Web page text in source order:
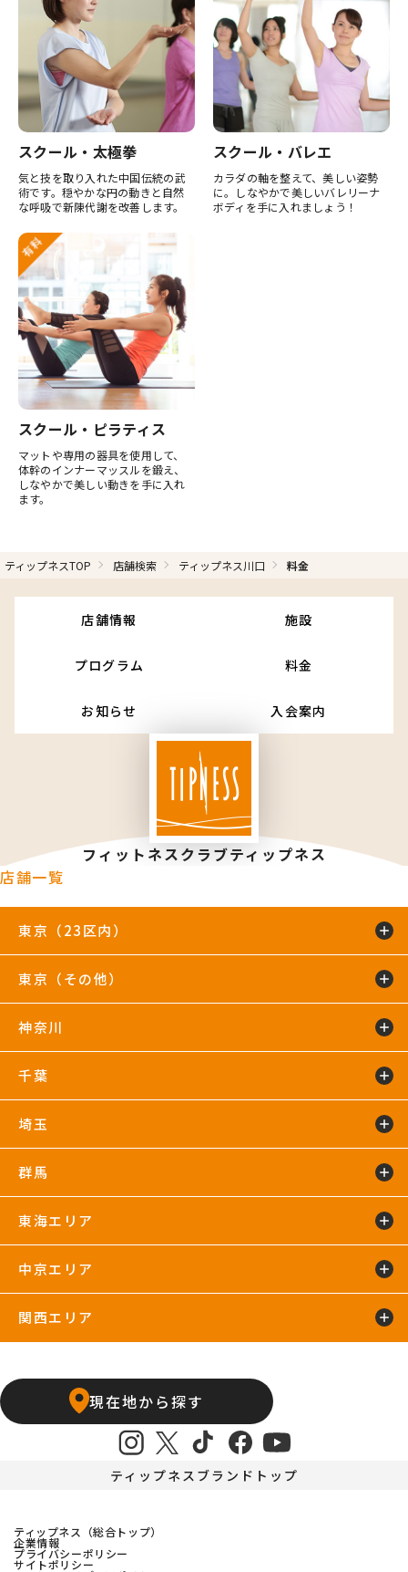
スクール・太極拳
気と技を取り入れた中国伝統の武
術です。穏やかな円の動きと自然
な呼吸で新陳代謝を改善します。
スクール・バレエ
カラダの軸を整えて、美しい姿勢
に。しなやかで美しいバレリーナ
ボディを手に入れましょう！
スクール・ピラティス
マットや専用の器具を使用して、
体幹のインナーマッスルを鍛え、
しなやかで美しい動きを手に入れ
ます。
ティップネスTOP 店舗検索 ティップネス川口 料金
店舗情報 施設
プログラム 料金
お知らせ 入会案内
フィットネスクラブティップネス
店舗一覧
東京（23区内）
綾瀬店 TIP.X TOKYO 池袋
大泉学園24hours
五反田24hours
下井草店新小岩店東武練馬24hours中野24hours
練馬24hours
東京（その他）
吉祥寺24hours
神奈川
千葉
蘇我24hours
埼玉
イオンモール川口店
群馬
東海エリア
浜松葵東24hours
中京エリア
関西エリア
石橋阪大前24hours京橋店高槻24hours
塚口24hours天王寺店武庫之荘24hours
現在地から探す
ティップネスブランドトップ
ティップネス（総合トップ）
企業情報
プライバシーポリシー
サイトポリシー